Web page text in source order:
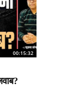
00:15:32